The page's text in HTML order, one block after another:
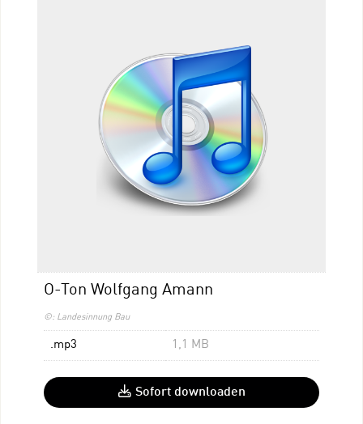
O-Ton Wolfgang Amann
©: Landesinnung Bau
.mp3 1,1 MB
Sofort downloaden